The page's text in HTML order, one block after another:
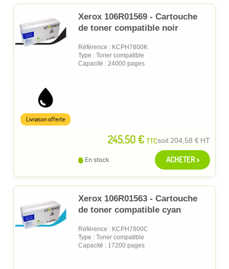
Xerox 106R01569 - Cartouche
de toner compatible noir
Référence : KCPH7800K
Type : Toner compatible
Capacité : 24000 pages
245,50 € TTCsoit204,58 € HT
Livraison offerte
En stock ACHETER >
Xerox 106R01563 - Cartouche
de toner compatible cyan
Référence : KCPH7800C
Type : Toner compatible
Capacité : 17200 pages